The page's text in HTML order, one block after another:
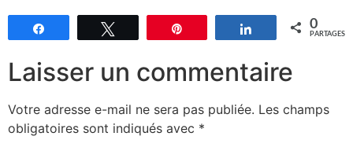
Partagez 0
PARTAGES
Laisser un commentaire
Votre adresse e-mail ne sera pas publiée. Les champs
obligatoires sont indiqués avec *